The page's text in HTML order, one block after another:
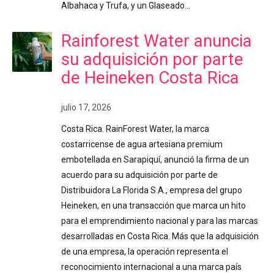
Albahaca y Trufa, y un Glaseado…
Rainforest Water anuncia
su adquisición por parte
de Heineken Costa Rica
julio 17, 2026
Costa Rica. RainForest Water, la marca
costarricense de agua artesiana premium
embotellada en Sarapiquí, anunció la firma de un
acuerdo para su adquisición por parte de
Distribuidora La Florida S.A., empresa del grupo
Heineken, en una transacción que marca un hito
para el emprendimiento nacional y para las marcas
desarrolladas en Costa Rica. Más que la adquisición
de una empresa, la operación representa el
reconocimiento internacional a una marca país